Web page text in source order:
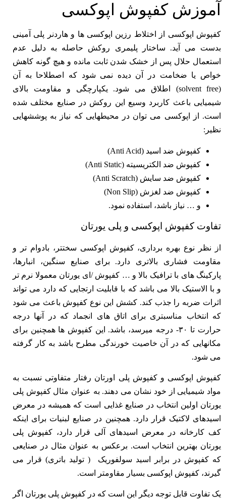
آموزش کفپوش اپوکسی
کفپوش اپوکسی از اختلاط رزین اپوکسی ها و هاردنر پلی آمینی
بدست می آید. ساختار پلیمری روکش حاصله به دلیل عدم
استعمال حلال پس از خشک شدن ثابت مانده و هیچ گونه کاهش
خواص یا ضخامت در آن دیده نمی شود که اصطلاحا به آن
(solvent free) اطلاق می شود. یکپارچگی و مقاومت بالای
شیمیایی باعث کاربرد وسیع این روکش در صنایع مختلف شده
است. از اپوکسی می توان در محیطهایی که نیاز به پوششهایی
نظیر:
کفپوش ضد اسید (Anti Acid)
کفپوش ضد الکتریسیته (Anti Static)
کفپوش ضد سایش (Anti Scratch)
کفپوش ضد لغزش (Non Slip)
و … نیاز باشد، استفاده نمود.
تفاوت کفپوش اپوکسی و پلی یورتان
از نظر نوع بهره برداری، کفپوش اپوکسی سختتر، بادوام تر و
مقاومت فشاری بالاتری دارد. برای صنایع سنگین، انبارها،
پارکینگ های با ترافیک بالا و … کفپوش /ای یورتان معمولا نرم تر
و با الاستیک بالا می باشد که با قابلیت ارتجایی که دارد می تواند
اثرات ضربه را جذب کند. کشش این نوع کفپوش باعث می شود
که انتخاب مناسبتری برای اتاق های انجماد که در آنها درجه
حرارت تا ۳۰- درجه میرسد، باشد. این کفپوش ها همچنین برای
مکانهایی که در آن خاصیت خورندگی مطرح باشد به کار گرفته
می شود.
کفپوش اپوکسی و کفپوش پلی اورتان رفتار متفاوتی نسبت به
مواد شیمیایی از خود نشان می دهند. به عنوان مثال کفپوش پلی
یورتان اولین انتخاب در صنایع غذایی است که همیشه در معرض
اسیدهای لاکتیک قرار دارد. همچنین در صنایع لبنیات برای اینکه
کف کارخانه در معرض اسیدهای آلی قرار دارد، کفپوش پلی
یورتان بهترین انتخاب است. برعکس به عنوان مثال در صنایعی
که کفپوش در برابر اسید سولفوریک ( تولید باتری) قرار می
گیرند، کفپوش اپوکسی بسیار مقاومتر است.
یک تفاوت قابل توجه دیگر این است که در کفپوش پلی یورتان اگر